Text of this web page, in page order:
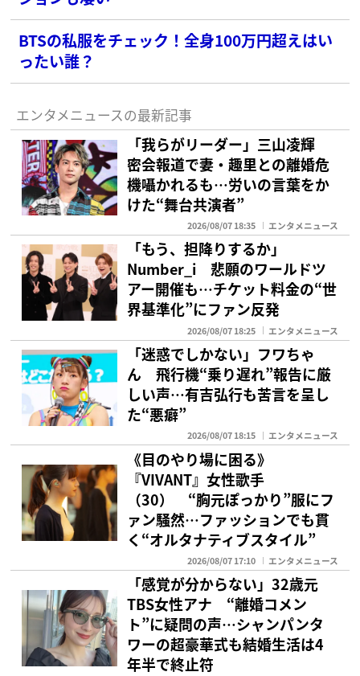
BTSの私服をチェック！全身100万円超えはい
ったい誰？
エンタメニュースの最新記事
「我らがリーダー」三山凌輝
密会報道で妻・趣里との離婚危
機囁かれるも…労いの言葉をか
けた“舞台共演者”
2026/08/07 18:35 エンタメニュース
「もう、担降りするか」
Number_i 悲願のワールドツ
アー開催も…チケット料金の“世
界基準化”にファン反発
2026/08/07 18:25 エンタメニュース
「迷惑でしかない」フワちゃ
ん 飛行機“乗り遅れ”報告に厳
しい声…有吉弘行も苦言を呈し
た“悪癖”
2026/08/07 18:15 エンタメニュース
《目のやり場に困る》
『VIVANT』女性歌手
（30） “胸元ぽっかり”服にフ
ァン騒然…ファッションでも貫
く“オルタナティブスタイル”
2026/08/07 17:10 エンタメニュース
「感覚が分からない」32歳元
TBS女性アナ “離婚コメン
ト”に疑問の声…シャンパンタ
ワーの超豪華式も結婚生活は4
年半で終止符